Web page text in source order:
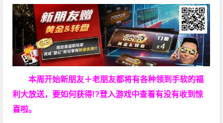
本周开始新朋友＋老朋友都将有各种领到手软的福
利大放送，要如何获得!?登入游戏中查看有没有收到惊
喜啦。